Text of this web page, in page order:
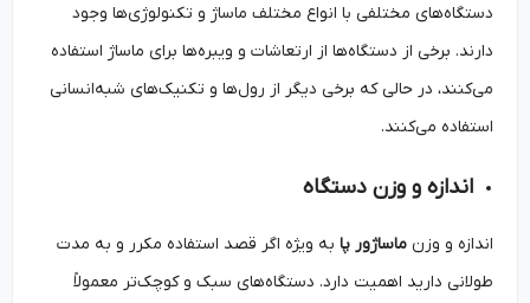
دستگاه‌های مختلفی با انواع مختلف ماساژ و تکنولوژی‌ها وجود
دارند. برخی از دستگاه‌ها از ارتعاشات و ویبره‌ها برای ماساژ استفاده
می‌کنند، در حالی که برخی دیگر از رول‌ها و تکنیک‌های شبه‌انسانی
استفاده می‌کنند.
اندازه و وزن دستگاه
اندازه و وزن ماساژور پابه ویژه اگر قصد استفاده مکرر و به مدت
طولانی دارید اهمیت دارد. دستگاه‌های سبک و کوچک‌تر معمولاً